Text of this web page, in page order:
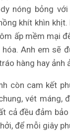
nóng bỏng
khít khìn
ấp mềm mại
Anh em sẽ
hàng hay ảnh
còn cam kết
vét máng,
cả đều đảm
để mỗi giây